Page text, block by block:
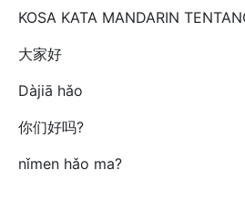
KOSA KATA MANDARIN
大家好
Dàjiā hǎo
你们好吗?
nǐmen hǎo ma?